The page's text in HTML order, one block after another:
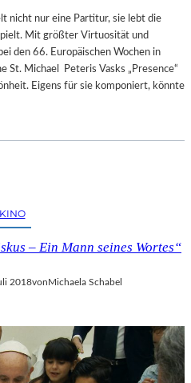
nicht nur eine Partitur, sie lebt die
Mit größter Virtuosität und
den 66. Europäischen Wochen in
St. Michael Peteris Vasks „Presence“
Eigens für sie komponiert, könnte
KINO
– Ein Mann seines Wortes“
2018von Michaela Schabel